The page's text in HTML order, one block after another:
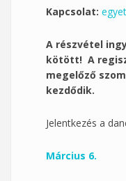
Kapcsolat:
A részvétel
kötött! A
megelőző
kezdődik.
Jelentkezés a
Március 6.